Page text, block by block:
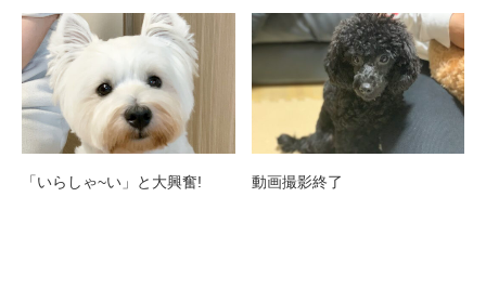
「いらしゃ~い」と大興奮! 動画撮影終了